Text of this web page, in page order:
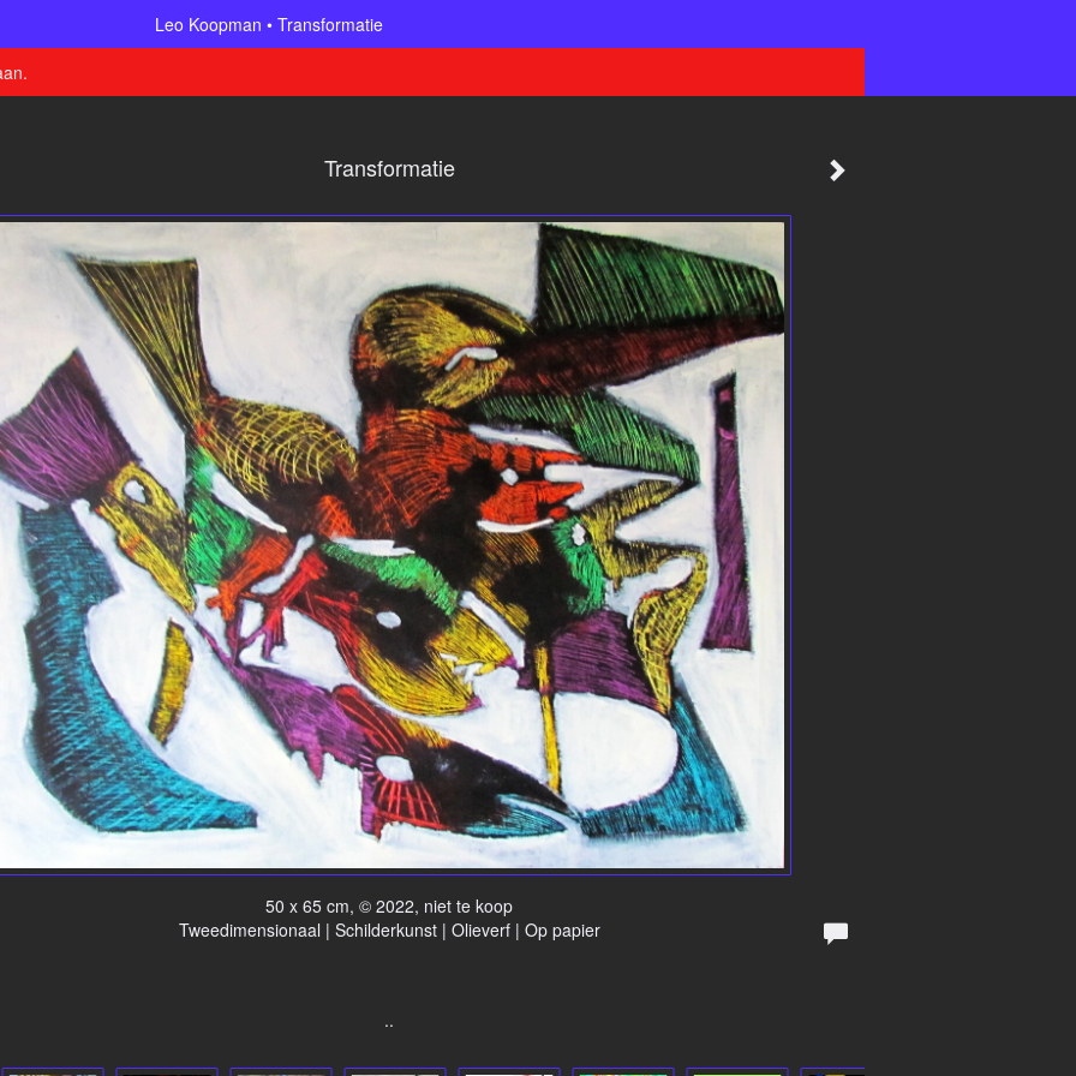
Leo Koopman
Transformatie
.
Transformatie
50 x 65 cm, © 2022, niet te koop
Tweedimensionaal | Schilderkunst | Olieverf | Op papier
..